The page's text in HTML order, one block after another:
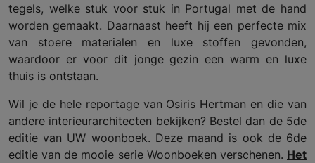
tegels, welke stuk voor stuk in Portugal met de hand
worden gemaakt. Daarnaast heeft hij een perfecte mix
van stoere materialen en luxe stoffen gevonden,
waardoor er voor dit jonge gezin een warm en luxe
thuis is ontstaan.
Wil je de hele reportage van Osiris Hertman en die van
andere interieurarchitecten bekijken? Bestel dan de 5de
editie van UW woonboek. Deze maand is ook de 6de
editie van de mooie serie Woonboeken verschenen. Het